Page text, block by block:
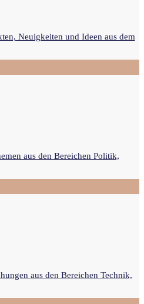
Neuigkeiten und Ideen aus dem
aus den Bereichen Politik,
aus den Bereichen Technik,